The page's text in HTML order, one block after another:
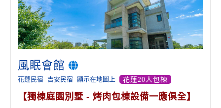
風眠會館
花蓮民宿 吉安民宿 顯示在地圖上 花蓮20人包棟
【獨棟庭園別墅 - 烤肉包棟設備一應俱全】